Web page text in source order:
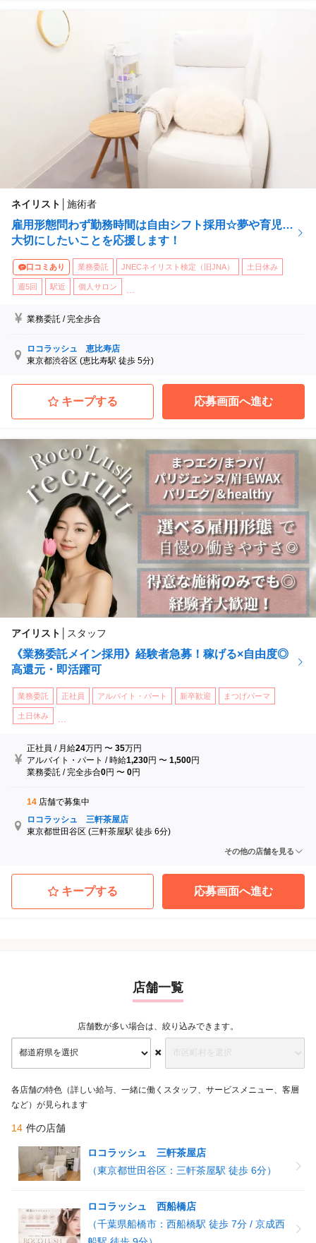
ロコラッシュ自由が丘店
東京都目黒区
ロコラッシュ 恵比寿店
東京都渋谷区
(恵比寿駅 徒歩 5分)
ネイリスト 施術者
雇用形態問わず勤務時間は自由シフト採用☆夢や育児…
大切にしたいことを応援します！
口コミあり 業務委託 JNECネイリスト検定（旧JNA） 土日休み
週5回 駅近 個人サロン ...
業務委託 /完全歩合
ロコラッシュ 恵比寿店
東京都渋谷区 (恵比寿駅 徒歩 5分)
キープする 応募画面へ進む
アイリスト スタッフ
《業務委託メイン採用》経験者急募！稼げる×自由度◎
高還元・即活躍可
業務委託 正社員 アルバイト・パート 新卒歓迎 まつげパーマ
土日休み
正社員 / 月給24万円 〜35万円
アルバイト・パート /時給1,230円 〜1,500円
業務委託 /完全歩合0円 〜0円
14 店舗で募集中
ロコラッシュ 三軒茶屋店
東京都世田谷区 (三軒茶屋駅 徒歩 6分)
ロコラッシュ横浜店
神奈川県横浜市神奈川区
(神奈川駅 徒歩 5分)
ロコラッシュ 仙川店
東京都調布市 (仙川駅 徒歩 1分)
その他の店舗を見る
キープする 応募画面へ進む
店舗一覧
店舗数が多い場合は、絞り込みできます。
各店舗の特色（詳しい給与、一緒に働くスタッフ、サービスメニュー、客層
など）が見られます
14 件の店舗
ロコラッシュ 三軒茶屋店
（東京都世田谷区：三軒茶屋駅 徒歩 6分）
ロコラッシュ 西船橋店
（千葉県船橋市：西船橋駅 徒歩 7分 / 京成西